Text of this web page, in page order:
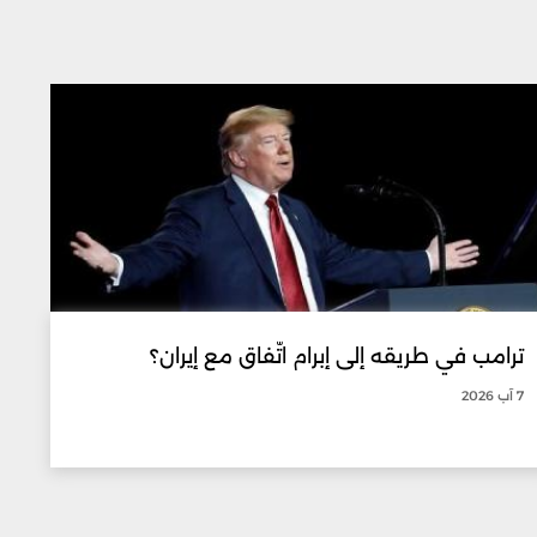
ترامب في طريقه إلى إبرام اتّفاق مع إيران؟
7 آب 2026